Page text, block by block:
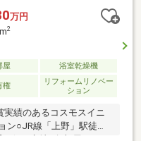
万円
2
屋 浴室乾燥機
権
リフォームリノベー
ション
績のあるコスモスイニ
ン○JR線「上野」駅徒歩3